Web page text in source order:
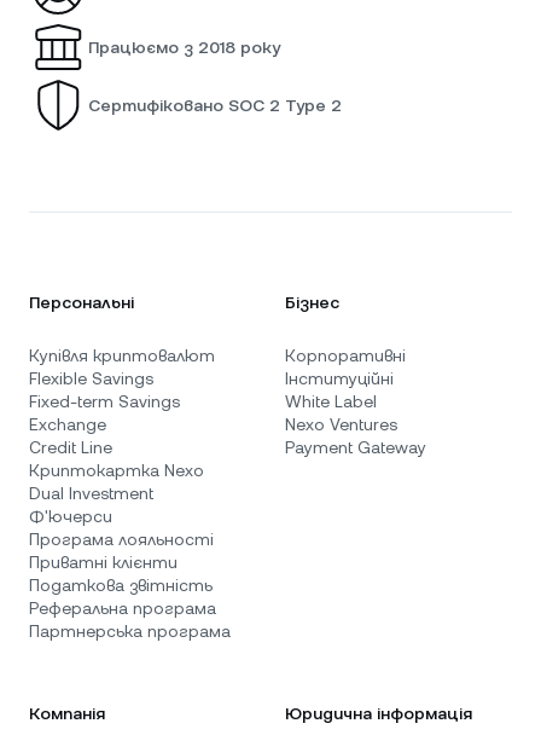
Працюємо з 2018 року
Сертифіковано SOC 2 Type 2
Персональні
Купівля криптовалют
Flexible Savings
Fixed-term Savings
Exchange
Credit Line
Криптокартка Nexo
Dual Investment
Ф'ючерси
Програма лояльності
Приватні клієнти
Податкова звітність
Реферальна програма
Партнерська програма
Бізнес
Корпоративні
Інституційні
White Label
Nexo Ventures
Payment Gateway
Компанія Юридична інформація